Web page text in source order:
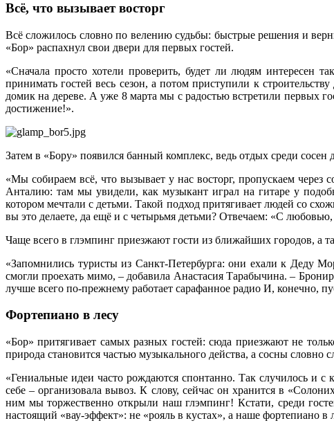
Всё, что вызывает восторг
Всё сложилось словно по велению судьбы: быстрые решения и
«Бор» распахнул свои двери для первых гостей.
«Сначала просто хотели проверить, будет ли людям интересен
принимать гостей весь сезон, а потом приступили к
домик на дереве. А уже 8 марта мы с радостью встретили первых
достижение!».
Затем в «Бору» появился банный комплекс, ведь отдых среди сосен
«Мы собираем всё, что вызывает у нас восторг, пропускаем
Анталию: там мы увидели, как музыкант играл на гитаре у
котором мечтали с детьми. Такой подход притягивает людей со
вы это делаете, да ещё и с четырьмя детьми? Отвечаем: «С
Чаще всего в глэмпинг приезжают гости из ближайших городов, а
«Запомнились туристы из Санкт-Петербурга: они ехали к Деду
смогли проехать мимо, – добавила Анастасия Тарабычина. –
лучше всего по-прежнему работает сарафанное радио И, конечно,
Фортепиано в лесу
«Бор» притягивает самых разных гостей: сюда приезжают не
природа становится частью музыкального действа, а сосны словно
«Гениальные идеи часто рождаются спонтанно. Так случилось и с
себе – организовала вывоз. К слову, сейчас он хранится в
ним мы торжественно открыли наш глэмпинг! Кстати, среди
настоящий «вау-эффект»: не «рояль в кустах», а наше фортепиано